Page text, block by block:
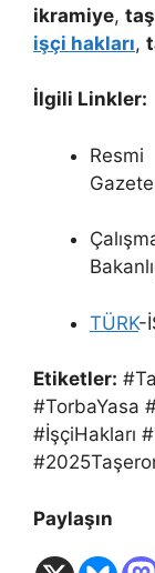
ikramiye,
işçi hakları,
İlgili Linkler:
Resmi
TÜRK-
Etiketler:
#TorbaYasa
#İşçiHakları
Paylaşın